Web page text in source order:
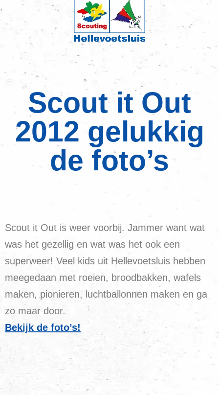
Scout it Out
2012 gelukkig
de foto’s
Scout it Out is weer voorbij. Jammer want wat
was het gezellig en wat was het ook een
superweer! Veel kids uit Hellevoetsluis hebben
meegedaan met roeien, broodbakken, wafels
maken, pionieren, luchtballonnen maken en ga
zo maar door.
Bekijk de foto’s!